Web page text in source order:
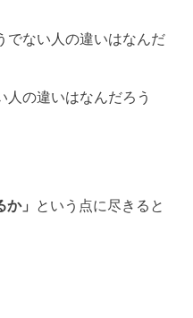
でない人の違いはなんだ
人の違いはなんだろう
」
という点に尽きると